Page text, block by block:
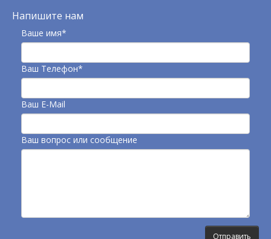
Напишите нам
Ваше имя*
Ваш Телефон*
Ваш E-Mail
Ваш вопрос или сообщение